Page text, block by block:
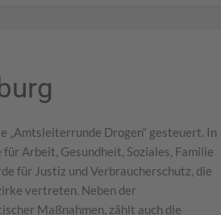
„Amtsleiterrunde Drogen“ gesteuert. In
Arbeit, Gesundheit, Soziales, Familie
für Justiz und Verbraucherschutz, die
vertreten. Neben der
Maßnahmen, zählt auch die